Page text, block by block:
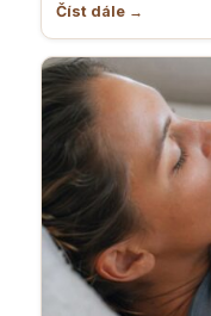
Číst dále →